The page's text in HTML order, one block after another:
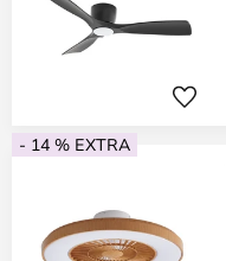
- 14 % EXTRA